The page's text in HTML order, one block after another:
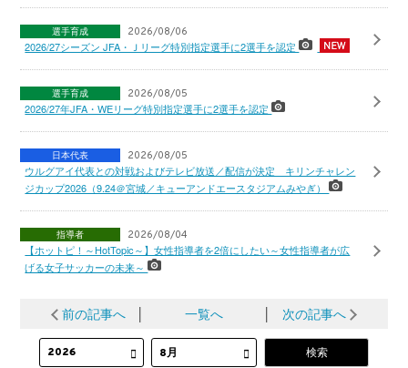
選手育成 2026/08/06
2026/27シーズン JFA・Ｊリーグ特別指定選手に2選手を認定
選手育成 2026/08/05
2026/27年JFA・WEリーグ特別指定選手に2選手を認定
日本代表 2026/08/05
ウルグアイ代表との対戦およびテレビ放送／配信が決定 キリンチャレン
ジカップ2026（9.24＠宮城／キューアンドエースタジアムみやぎ）
指導者 2026/08/04
【ホットピ！～HotTopic～】女性指導者を2倍にしたい～女性指導者が広
げる女子サッカーの未来～
前の記事へ 一覧へ 次の記事へ